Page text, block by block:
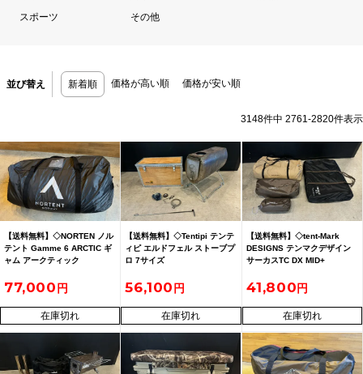
スポーツ その他
並び替え 新着順 価格が高い順 価格が安い順
3148件中 2761-2820件表示
【送料無料】◇NORTEN ノル
テント Gamme 6 ARCTIC ギ
ャム アークティック
77,000
在庫切れ
【送料無料】◇Tentipi テンテ
ィピ エルドフェル ストーブプ
ロ 7サイズ
56,100
在庫切れ
【送料無料】◇tent-Mark
DESIGNS テンマクデザイン
サーカスTC DX MID+
41,800
在庫切れ